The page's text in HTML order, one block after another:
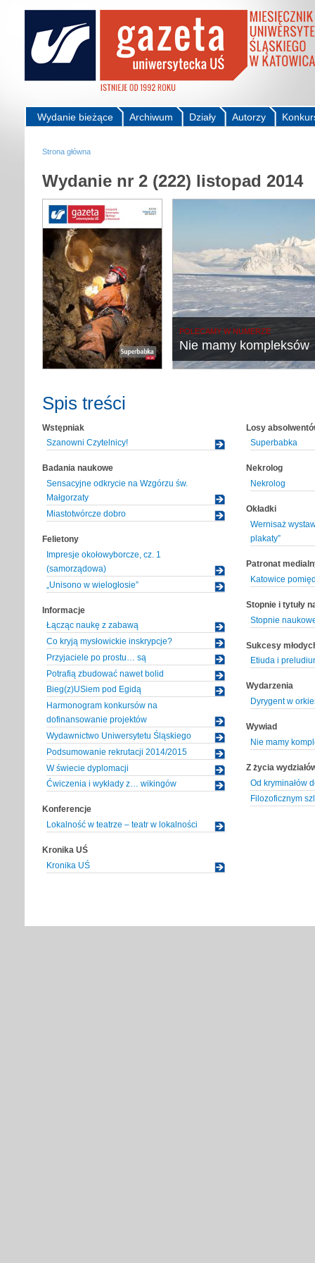
Autorzy
Działy
Archiwum
Wydanie bieżące
Strona główna
Wydanie nr 2 (222) listopad 2014
POLECAMY W NUMERZE
Nie mamy kompleksów
Spis treści
Wstępniak
Szanowni Czytelnicy!
Badania naukowe
Sensacyjne odkrycie na Wzgórzu św.
Małgorzaty
Miastotwórcze dobro
Felietony
Impresje okołowyborcze, cz. 1
(samorządowa)
„Unisono w wielogłosie”
Informacje
Łącząc naukę z zabawą
Co kryją mysłowickie inskrypcje?
Przyjaciele po prostu… są
Potrafią zbudować nawet bolid
Bieg(z)USiem pod Egidą
Harmonogram konkursów na
dofinansowanie projektów
Wydawnictwo Uniwersytetu Śląskiego
Podsumowanie rekrutacji 2014/2015
W świecie dyplomacji
Ćwiczenia i wykłady z… wikingów
Konferencje
Lokalność w teatrze – teatr w lokalności
Kronika UŚ
Kronika UŚ
Losy
Superbabka
Nekrolog
Nekrolog
Okładki
Wernisaż
plakaty”
Patronat
Katowice
Stopnie i tytuły
Stopnie
Sukcesy
Etiuda i
Wydarzenia
Dyrygent w
Wywiad
Nie mamy
Z życia
Od kryminałów
Filozoficznym